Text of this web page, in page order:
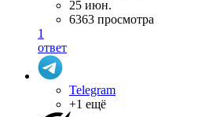
25 июн.
6363 просмотра
1
ответ
Telegram
+1 ещё